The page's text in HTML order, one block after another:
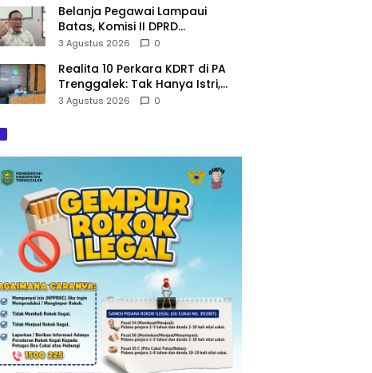
Belanja Pegawai Lampaui
Batas, Komisi II DPRD
Trenggalek Nilai Pemda Salah
3 Agustus 2026 0
Realita 10 Perkara KDRT di PA
Trenggalek: Tak Hanya Istri,
Suami Juga Jadi Korban
3 Agustus 2026 0